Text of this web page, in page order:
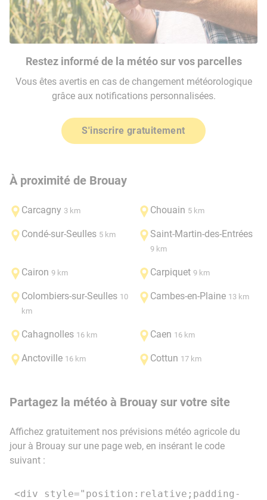
Restez informé de la météo sur vos parcelles
Vous êtes avertis en cas de changement météorologique
grâce aux notifications personnalisées.
S'inscrire gratuitement
À proximité de Brouay
Carcagny 3 km Chouain 5 km
Condé-sur-Seulles 5 km Saint-Martin-des-Entrées
9 km
Cairon 9 km Carpiquet 9 km
Colombiers-sur-Seulles 10
km
Cambes-en-Plaine 13 km
Cahagnolles 16 km Caen 16 km
Anctoville 16 km Cottun 17 km
Partagez la météo à Brouay sur votre site
Affichez gratuitement nos prévisions météo agricole du
jour à Brouay sur une page web, en insérant le code
suivant :